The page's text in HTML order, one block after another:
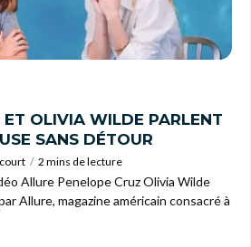
ET OLIVIA WILDE PARLENT
SANS DÉTOUR
2 mins de lecture
Allure Penelope Cruz Olivia Wilde
Allure, magazine américain consacré à